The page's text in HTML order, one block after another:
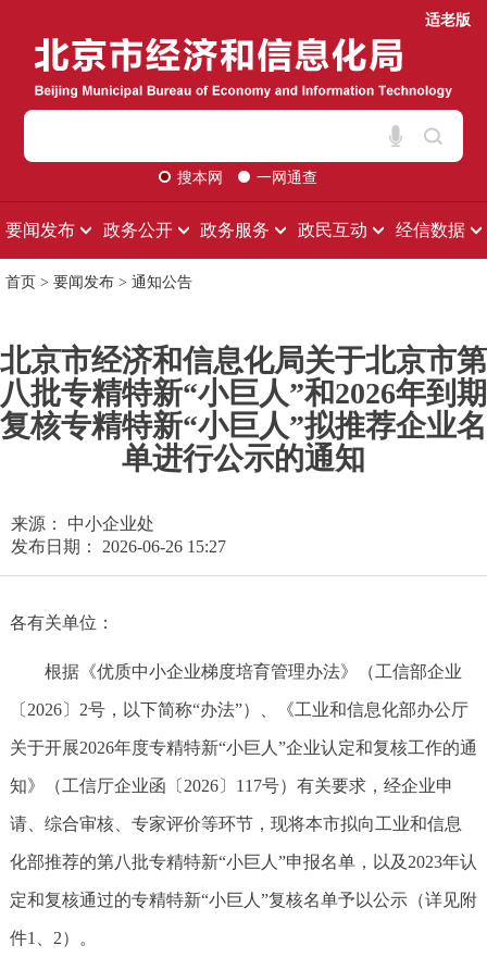
适老版
搜本网 一网通查
要闻发布 政务公开 政务服务 政民互动 经信数据
首页 > 要闻发布 > 通知公告
北京市经济和信息化局关于北京市第
八批专精特新“小巨人”和2026年到期
复核专精特新“小巨人”拟推荐企业名
单进行公示的通知
来源： 中小企业处
发布日期： 2026-06-26 15:27
各有关单位：
根据《优质中小企业梯度培育管理办法》（工信部企业
〔2026〕2号，以下简称“办法”）、《工业和信息化部办公厅
关于开展2026年度专精特新“小巨人”企业认定和复核工作的通
知》（工信厅企业函〔2026〕117号）有关要求，经企业申
请、综合审核、专家评价等环节，现将本市拟向工业和信息
化部推荐的第八批专精特新“小巨人”申报名单，以及2023年认
定和复核通过的专精特新“小巨人”复核名单予以公示（详见附
件1、2）。